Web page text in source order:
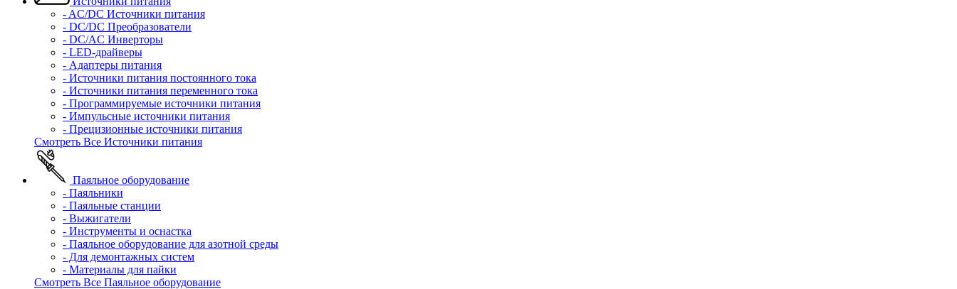
- AC/DC Источники питания
- DC/DC Преобразователи
- DC/AC Инверторы
- LED-драйверы
- Адаптеры питания
- Источники питания постоянного тока
- Источники питания переменного тока
- Программируемые источники питания
- Импульсные источники питания
- Прецизионные источники питания
Смотреть Все Источники питания
Паяльное оборудование
- Паяльники
- Паяльные станции
- Выжигатели
- Инструменты и оснастка
- Паяльное оборудование для азотной среды
- Для демонтажных систем
- Материалы для пайки
Смотреть Все Паяльное оборудование